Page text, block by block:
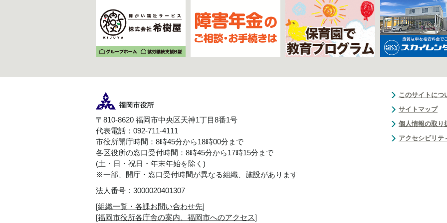
〒810-8620 福岡市中央区天神1丁目8番1号
代表電話：092-711-4111
市役所開庁時間：8時45分から18時00分まで
各区役所の窓口受付時間：8時45分から17時15分まで
(土・日・祝日・年末年始を除く)
※一部、開庁・窓口受付時間が異なる組織、施設があります
法人番号：3000020401307
[組織一覧・各課お問い合わせ先]
[福岡市役所各庁舎の案内、福岡市へのアクセス]
このサイトにつ
サイトマップ
個人情報の取り
アクセシビリテ